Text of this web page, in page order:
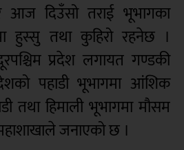
आज दिउँसो तराई भूभागका
हुस्सु तथा कुहिरो रहनेछ ।
प्रदेश लगायत गण्डकी
पहाडी भूभागमा आंशिक
तथा हिमाली भूभागमा मौसम
जनाएको छ ।